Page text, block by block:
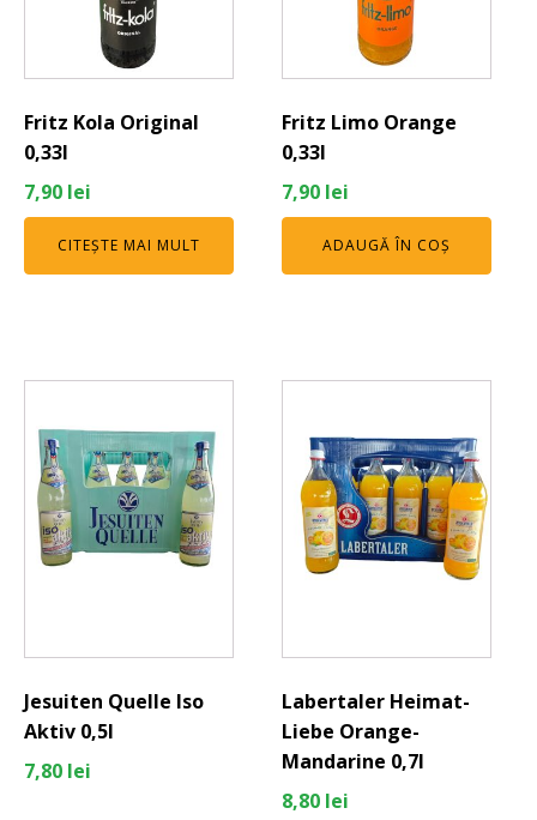
Fritz Kola Original
0,33l
7,90 lei
CITEȘTE MAI MULT
Fritz Limo Orange
0,33l
7,90 lei
ADAUGĂ ÎN COȘ
Jesuiten Quelle Iso
Aktiv 0,5l
7,80 lei
Labertaler Heimat-
Liebe Orange-
Mandarine 0,7l
8,80 lei